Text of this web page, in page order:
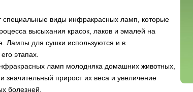
специальные виды инфракрасных ламп, которые
высыхания красок, лаков и эмалей на
Лампы для сушки используются и в
этапах.
ламп молодняка домашних животных,
значительный прирост их веса и увеличение
болезней.